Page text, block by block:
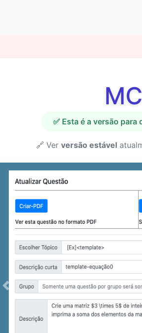
✅ Esta é a versão
🔗 Ver versão estável
Previous